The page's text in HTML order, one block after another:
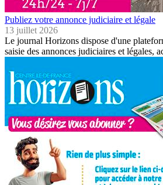
Publiez votre annonce judiciaire et légale
13 juillet 2026
Le journal Horizons dispose d'une
saisie des annonces judiciaires et légales,